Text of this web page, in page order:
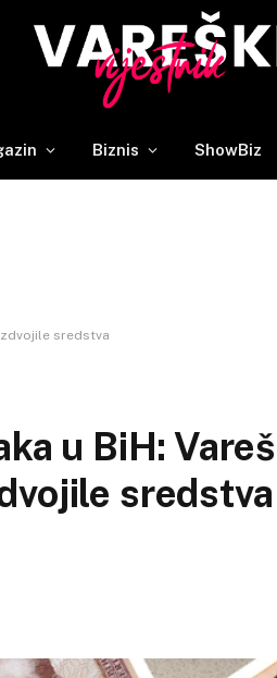
Biznis ShowBiz
sredstva
u BiH: Vareš
sredstva